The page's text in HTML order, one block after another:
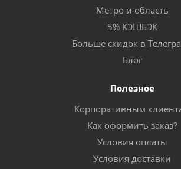
Метро и область
5% КЭШБЭК
Больше скидок в
Блог
Полезное
Корпоративным
Как оформить заказ?
Условия оплаты
Условия доставки